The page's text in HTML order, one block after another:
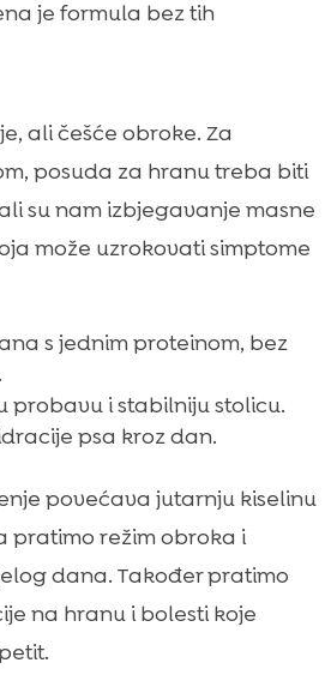
je formula bez tih
ali češće obroke. Za
posuda za hranu treba biti
su nam izbjegavanje masne
može uzrokovati simptome
s jednim proteinom, bez
probavu i stabilniju stolicu.
psa kroz dan.
povećava jutarnju kiselinu
pratimo režim obroka i
dana. Također pratimo
na hranu i bolesti koje